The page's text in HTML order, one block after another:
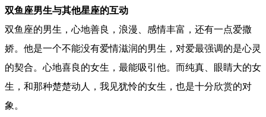
双鱼座男生与其他星座的互动
双鱼座的男生，心地善良，浪漫、感情丰富，还有一点爱撒
娇。他是一个不能没有爱情滋润的男生，对爱最强调的是心灵
的契合。心地喜良的女生，最能吸引他。而纯真、眼睛大的女
生，和那种楚楚动人，我见犹怜的女生，也是十分欣赏的对
象。